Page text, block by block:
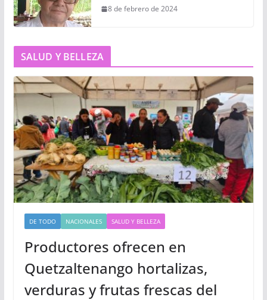
8 de febrero de 2024
SALUD Y BELLEZA
DE TODO NACIONALES SALUD Y BELLEZA
Productores ofrecen en
Quetzaltenango hortalizas,
verduras y frutas frescas del